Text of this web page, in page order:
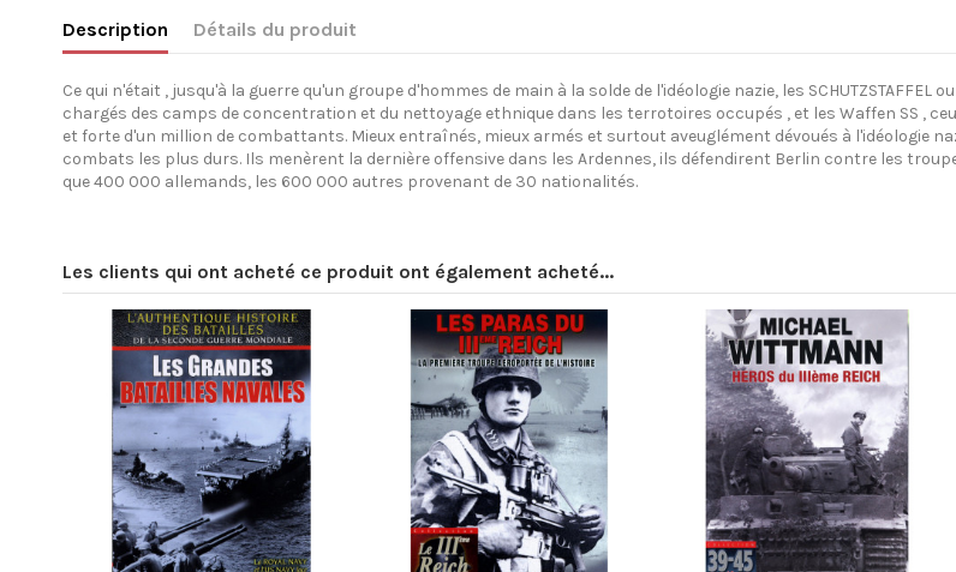
Description Détails du produit
Ce qui n'était , jusqu'à la guerre qu'un groupe d'hommes de main à la solde de l'idéologie nazie, les
chargés des camps de concentration et du nettoyage ethnique dans les terrotoires occupés , et les Waffen SS ,
et forte d'un million de combattants. Mieux entraînés, mieux armés et surtout aveuglément dévoués à l'idéologie
combats les plus durs. Ils menèrent la dernière offensive dans les Ardennes, ils défendirent Berlin contre les
que 400 000 allemands, les 600 000 autres provenant de 30 nationalités.
Les clients qui ont acheté ce produit ont également acheté...